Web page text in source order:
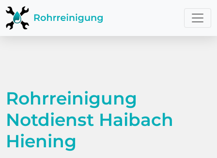
Rohrreinigung
Notdienst Haibach
Hiening